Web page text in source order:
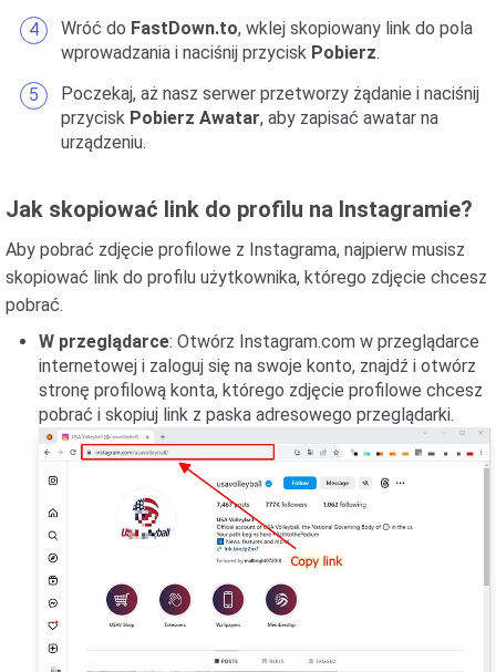
Wróć do FastDown.to, wklej skopiowany link do pola
wprowadzania i naciśnij przycisk Pobierz.
Poczekaj, aż nasz serwer przetworzy żądanie i naciśnij
przycisk Pobierz Awatar, aby zapisać awatar na
urządzeniu.
Jak skopiować link do profilu na Instagramie?
Aby pobrać zdjęcie profilowe z Instagrama, najpierw musisz
skopiować link do profilu użytkownika, którego zdjęcie chcesz
pobrać.
W przeglądarce: Otwórz Instagram.com w przeglądarce
internetowej i zaloguj się na swoje konto, znajdź i otwórz
stronę profilową konta, którego zdjęcie profilowe chcesz
pobrać i skopiuj link z paska adresowego przeglądarki.